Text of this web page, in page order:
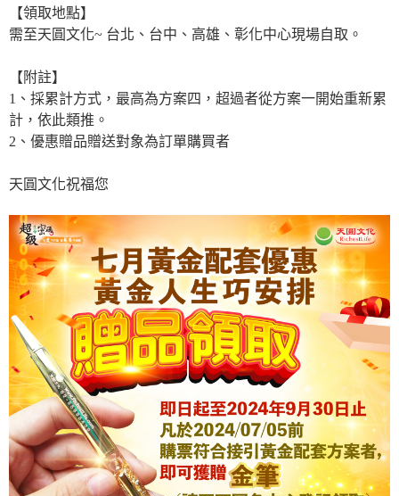
【領取地點】
需至天圓文化~ 台北、台中、高雄、彰化中心現場自取。
【附註】
1、採累計方式，最高為方案四，超過者從方案一開始重新累
計，依此類推。
2、優惠贈品贈送對象為訂單購買者
天圓文化祝福您